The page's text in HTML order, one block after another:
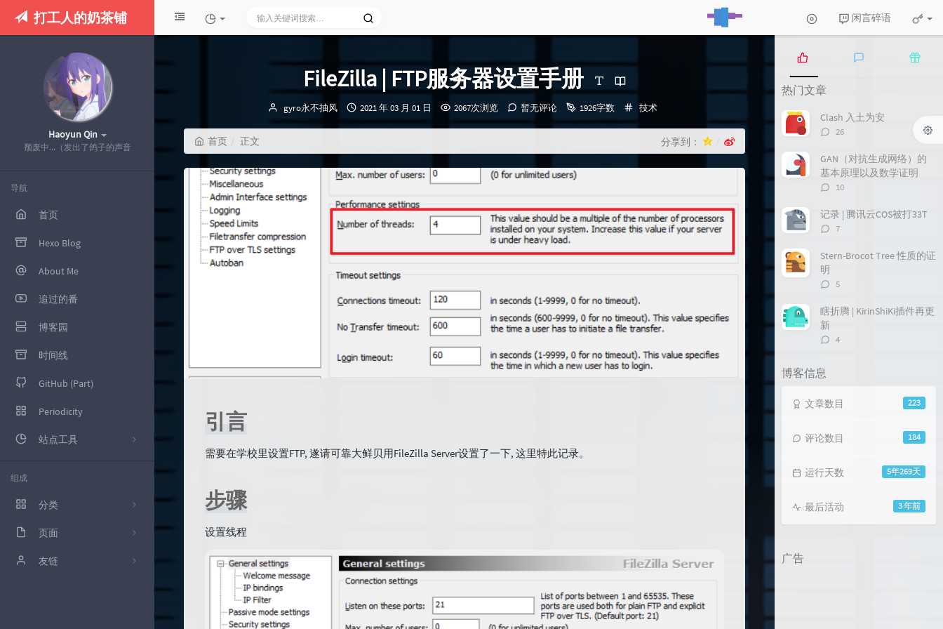
打工人的奶茶铺 闲言碎语
Haoyun Qin
颓废中...（发出了鸽子的声音
导航
首页
Hexo Blog
About Me
追过的番
博客园
时间线
GitHub (Part)
Periodicity
站点工具
组成
分类
10
12
页面
GitHub (Part)
友链
FileZilla | FTP服务器设置手册
博
主：
gyro永不抽风
发
布
时
2021 年 03 月 01 日 2067次浏览 暂无评论 1926字数
分
技术
首页 正文 分享到：
引言
需要在学校里设置FTP, 遂请可靠大鲜贝用FileZilla Server设置了一下, 这里特此记录。
步骤
设置线程
热
门
章
论
热门文章
Clash 入土为安
评
数：
26
GAN（对抗生成网络）的
基本原理以及数学证明
评
数：
10
记录 | 腾讯云COS被打33T
评
数：
7
Stern-Brocot Tree 性质的证
明
评
数：
5
瞎折腾 | KirinShiKi插件再更
新
评
4
博客信息
223
文章数目
184
评论数目
5年269天
运行天数
3 年前
最后活动
广告